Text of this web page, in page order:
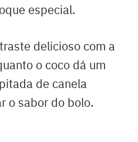
especial.
delicioso com a
o coco dá um
de canela
o sabor do bolo.